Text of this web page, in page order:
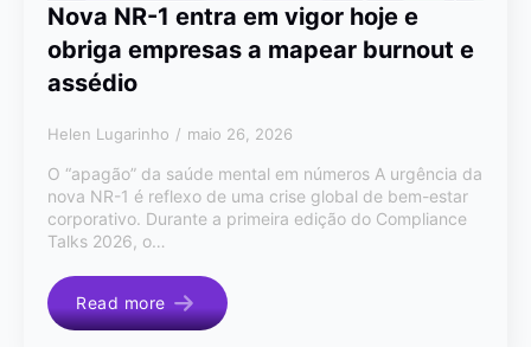
Nova NR-1 entra em vigor hoje e
obriga empresas a mapear burnout e
assédio
Helen Lugarinho maio 26, 2026
O “apagão” da saúde mental em números A urgência da
nova NR-1 é reflexo de uma crise global de bem-estar
corporativo. Durante a primeira edição do Compliance
Talks 2026, o…
Read more